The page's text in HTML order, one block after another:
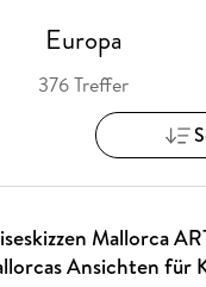
Europa
376 Treffer
Mallorca
Ansichten für